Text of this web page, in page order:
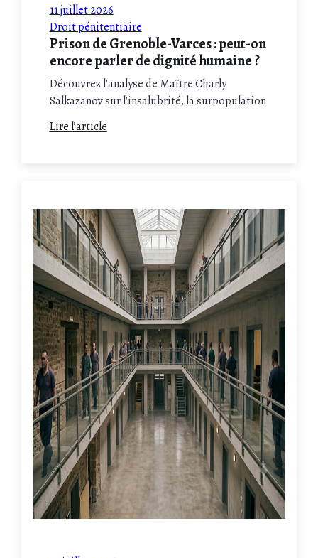
11 juillet 2026
Droit pénitentiaire
Prison de Grenoble-Varces : peut-on
encore parler de dignité humaine ?
Découvrez l'analyse de Maître Charly
Salkazanov sur l'insalubrité, la surpopulation
et l'insécurité critique à la prison de
Grenoble-Varces. Un éclairage juridique
Lire l’article